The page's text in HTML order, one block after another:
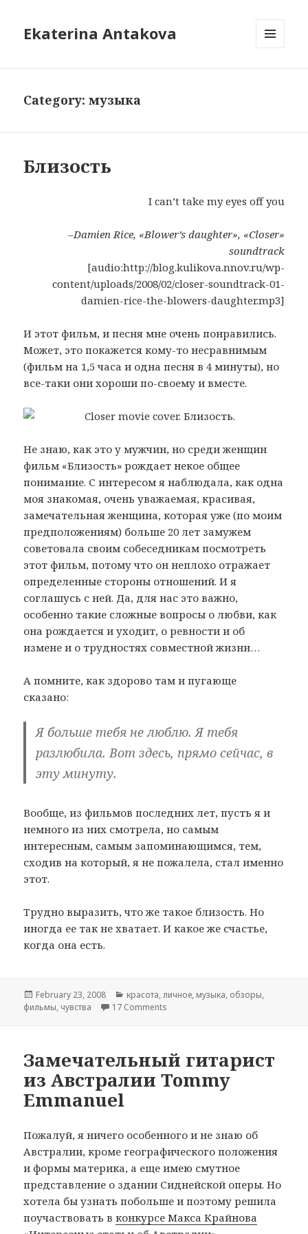
Ekaterina Antakova
Category: музыка
Близость
I can’t take my eyes off you
–Damien Rice, «Blower’s daughter», «Closer»
soundtrack
[audio:http://blog.kulikova.nnov.ru/wp-
content/uploads/2008/02/closer-soundtrack-01-
damien-rice-the-blowers-daughter.mp3]
И этот фильм, и песня мне очень понравились.
Может, это покажется кому-то несравнимым
(фильм на 1,5 часа и одна песня в 4 минуты), но
все-таки они хороши по-своему и вместе.
Не знаю, как это у мужчин, но среди женщин
фильм «Близость» рождает некое общее
понимание. С интересом я наблюдала, как одна
моя знакомая, очень уважаемая, красивая,
замечательная женщина, которая уже (по моим
предположениям) больше 20 лет замужем
советовала своим собеседникам посмотреть
этот фильм, потому что он неплохо отражает
определенные стороны отношений. И я
соглашусь с ней. Да, для нас это важно,
особенно такие сложные вопросы о любви, как
она рождается и уходит, о ревности и об
измене и о трудностях совместной жизни…
А помните, как здорово там и пугающе
сказано:
Я больше тебя не люблю. Я тебя
разлюбила. Вот здесь, прямо сейчас, в
эту минуту.
Вообще, из фильмов последних лет, пусть я и
немного из них смотрела, но самым
интересным, самым запоминающимся, тем,
сходив на который, я не пожалела, стал именно
этот.
Трудно выразить, что же такое близость. Но
иногда ее так не хватает. И какое же счастье,
когда она есть.
Posted
on
February 23, 2008 Categories
красота,личное, музыка, обзоры,
фильмы, чувства 17 Comments
Замечательный гитарист
из Австралии Tommy
Emmanuel
Пожалуй, я ничего особенного и не знаю об
Австралии, кроме географического положения
и формы материка, а еще имею смутное
представление о здании Сиднейской оперы. Но
хотела бы узнать побольше и поэтому решила
поучаствовать вконкурсе Макса Крайнова